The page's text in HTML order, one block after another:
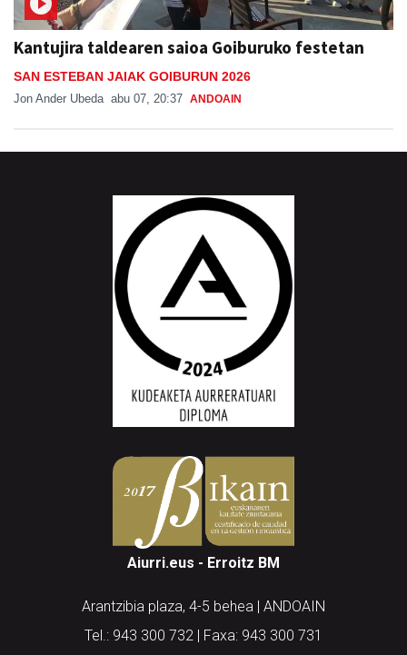
Kantujira taldearen saioa Goiburuko festetan
SAN ESTEBAN JAIAK GOIBURUN 2026
Jon Ander Ubeda abu 07, 20:37 ANDOAIN
Aiurri.eus - Erroitz BM
Arantzibia plaza, 4-5 behea | ANDOAIN
Tel.: 943 300 732 | Faxa: 943 300 731